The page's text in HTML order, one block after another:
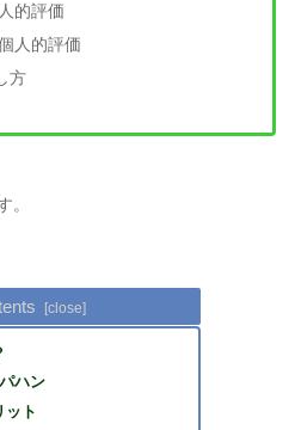
的評価
人的評価
方
。
ハン
ット